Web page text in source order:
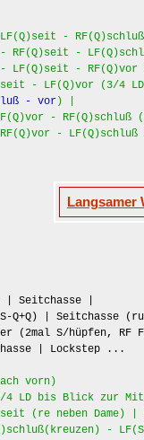
-
- RF(Q)seit -
- RF(Q)vor (li
- LF(Q)vor (3/4
- vor) |
- RF(Q)schluß
- LF(Q)schluß
Langsamer
| Seitchasse |
Q+Q) | Seitchasse
(2mal S/hüpfen, RF
| Lockstep ...
vorn)
4 LD bis Blick zur
(re neben Dame)
-